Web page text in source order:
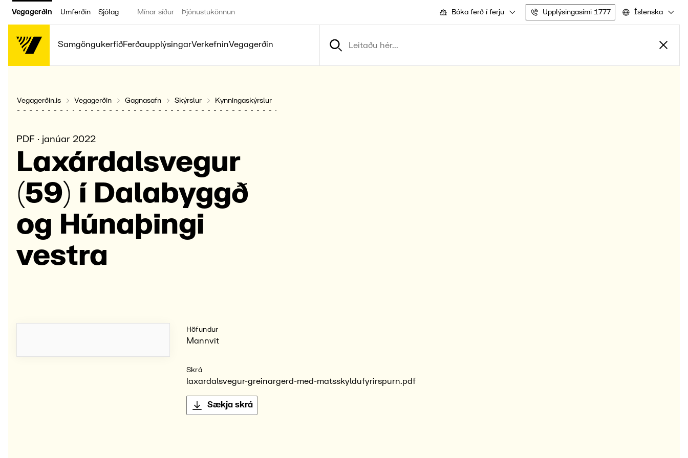
Vegagerðin Umferðin Sjólag Mínar síður Þjónustukönnun Bóka ferð í ferju Upplýsingasími 1777 Íslenska
SamgöngukerfiðFerðaupplýsingarVerkefninVegagerðin
Vegagerðin.is Vegagerðin Gagnasafn Skýrslur Kynningaskýrslur
PDF · janúar 2022
Laxár­dals­vegur
(59) í Dala­byggð
og Húna­þingi
vestra
Höfundur
Mannvit
Skrá
laxardalsvegur-greinargerd-med-matsskyldufyrirspurn.pdf
Sækja skrá